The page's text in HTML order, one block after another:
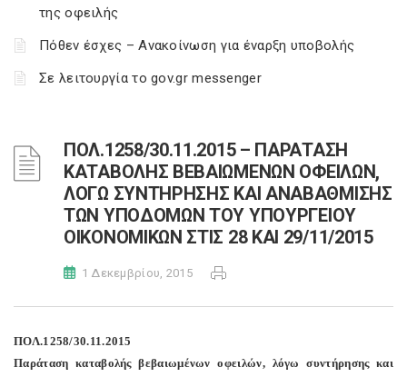
της οφειλής
Πόθεν έσχες – Ανακοίνωση για έναρξη υποβολής
Σε λειτουργία το gov.gr messenger
ΠΟΛ.1258/30.11.2015 – ΠΑΡΑΤΑΣΗ
ΚΑΤΑΒΟΛΗΣ ΒΕΒΑΙΩΜΕΝΩΝ ΟΦΕΙΛΩΝ,
ΛΟΓΩ ΣΥΝΤΗΡΗΣΗΣ ΚΑΙ ΑΝΑΒΑΘΜΙΣΗΣ
ΤΩΝ ΥΠΟΔΟΜΩΝ ΤΟΥ ΥΠΟΥΡΓΕΙΟΥ
ΟΙΚΟΝΟΜΙΚΩΝ ΣΤΙΣ 28 ΚΑΙ 29/11/2015
1 Δεκεμβρίου, 2015
ΠΟΛ.1258/30.11.2015
Παράταση καταβολής βεβαιωμένων οφειλών, λόγω συντήρησης και